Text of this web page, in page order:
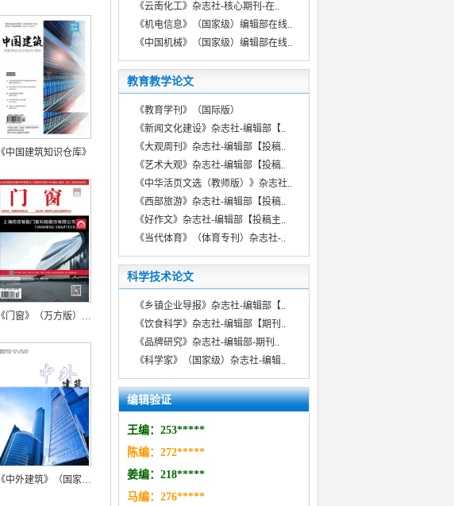
《中国建筑知识仓库》
《门窗》（万方版）【在线投稿】
《中外建筑》（国家级）
《云南化工》杂志社-核心期刊-在..
《机电信息》（国家级）编辑部在线..
《中国机械》（国家级）编辑部在线..
教育教学论文
《教育学刊》（国际版）
《新闻文化建设》杂志社-编辑部【..
《大观周刊》杂志社-编辑部【投稿..
《艺术大观》杂志社-编辑部【投稿..
《中华活页文选（教师版）》杂志社..
《西部旅游》杂志社-编辑部【投稿..
《好作文》杂志社-编辑部【投稿主..
《当代体育》（体育专刊）杂志社-..
科学技术论文
《乡镇企业导报》杂志社-编辑部【..
《饮食科学》杂志社-编辑部【期刊..
《品牌研究》杂志社-编辑部-期刊..
《科学家》（国家级）杂志社-编辑..
编辑验证
王编：253*****
陈编：272*****
姜编：218*****
马编：276*****